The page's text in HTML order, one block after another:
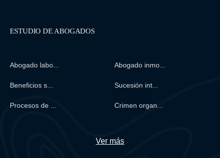
ESTUDIO DE ABOGADOS
Abogado labo... Abogado inmo...
Beneficios s... Sucesión int...
Procesos de ... Crimen organ...
Ver más